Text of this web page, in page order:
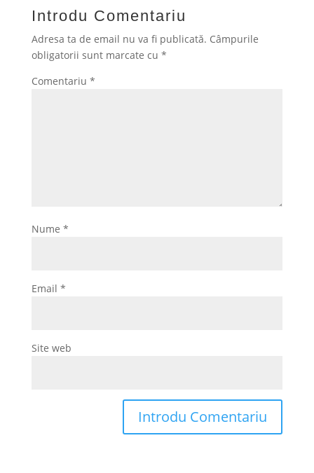
Introdu Comentariu
Adresa ta de email nu va fi publicată. Câmpurile
obligatorii sunt marcate cu *
Comentariu *
Nume *
Email *
Site web